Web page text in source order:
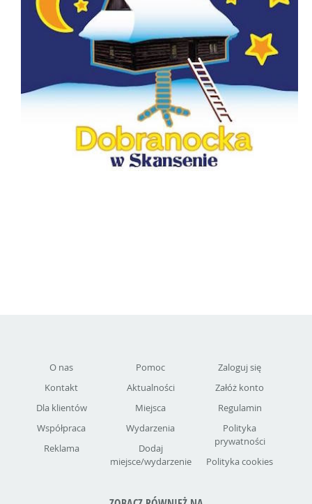
O nas
Kontakt
Dla klientów
Współpraca
Reklama
Pomoc
Aktualności
Miejsca
Wydarzenia
Dodaj
miejsce/wydarzenie
Zaloguj się
Załóż konto
Regulamin
Polityka
prywatności
Polityka cookies